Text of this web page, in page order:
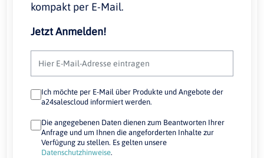
kompakt per E-Mail.
Jetzt Anmelden!
Ich möchte per E-Mail über Produkte und Angebote der
a24salescloud informiert werden.
Die angegebenen Daten dienen zum Beantworten Ihrer
Anfrage und um Ihnen die angeforderten Inhalte zur
Verfügung zu stellen. Es gelten unsere
Datenschutzhinweise.